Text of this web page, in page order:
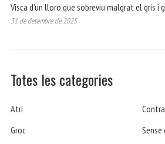
Visca d’un lloro que sobreviu malgrat el gris i
31 de desembre de 2025
Totes les categories
Atri
Groc